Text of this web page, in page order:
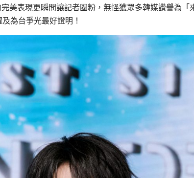
美表現更瞬間讓記者圈粉，無怪獲眾多韓媒讚譽為「
為台爭光最好證明！